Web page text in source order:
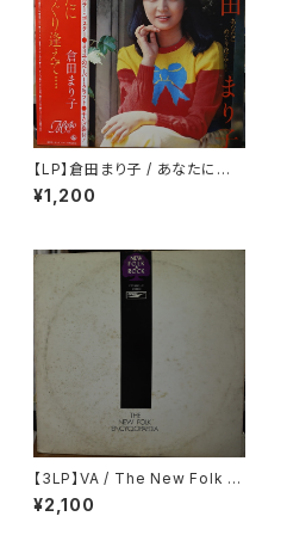
【LP】倉田まり子 / あなたにめぐ
り逢えて・・・・
¥1,200
【3LP】VA / The New Folk E
ncyclopaedia = ニュー・フォ
ーク大百科事典
¥2,100